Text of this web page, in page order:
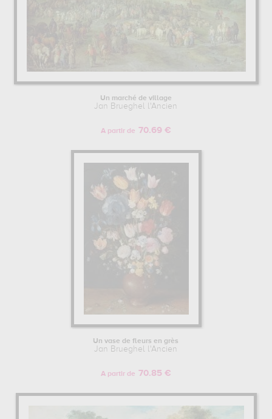
Un marché de village
Jan Brueghel l'Ancien
A partir de 70.69 €
Un vase de fleurs en grès
Jan Brueghel l'Ancien
A partir de 70.85 €